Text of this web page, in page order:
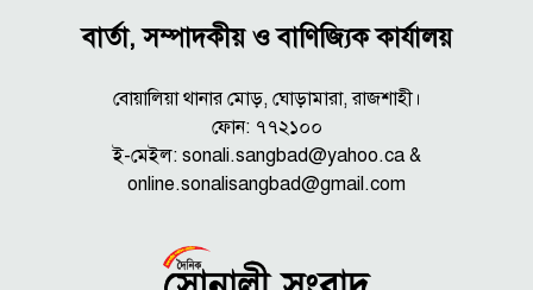
বার্তা, সম্পাদকীয় ও বাণিজ্যিক কার্যালয়
বোয়ালিয়া থানার মোড়, ঘোড়ামারা, রাজশাহী।
ফোন: ৭৭২১০০
ই-মেইল: sonali.sangbad@yahoo.ca &
online.sonalisangbad@gmail.com